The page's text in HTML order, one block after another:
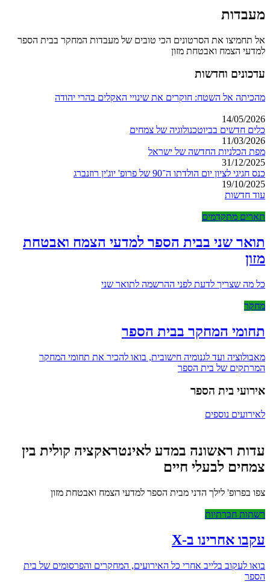
מעבדות
אל תחמיצו את הסרטונים הכי טובים של מעבדות המחקר בבית הספר
למדעי הצמח ואבטחת מזון
עדכונים וחדשות
מהכיתה אל השטח: חוקרים את שינויי האקלים בהרי יהודה
14/05/2026
כלים חדשים בביוטכנולוגיה של צמחים
11/03/2026
מפת הכלניות החדשה של ישראל
31/12/2025
כנס חגיגי לציון יום הולדתו ה־90 של פרופ' יוג'ין רוזנברג
19/10/2025
עוד חדשות
תארים מתקדמים
תואר שני בבית הספר למדעי הצמח ואבטחת
מזון
כל מה שצריך לדעת לפני ההרשמה לתואר שני
מחקר
תחומי המחקר בבית הספר
מאבולוציה ועד לגנומיה חישובית, בואו להכיר את תחומי המחקר
המרתקים של בית הספר
אירועי בית הספר
לאירועים נוספים
עדות ראשונה במדע לאינטראקציה קולית בין
צמחים לבעלי חיים
צפו בפרופ' לילך הדני מבית הספר למדעי הצמח ואבטחת מזון
רשתות חברתיות
עקבו אחרינו ב-X
בואו לעקוב בלייב אחרי כל האירועים, המחקרים והפרסומים של בית
הספר